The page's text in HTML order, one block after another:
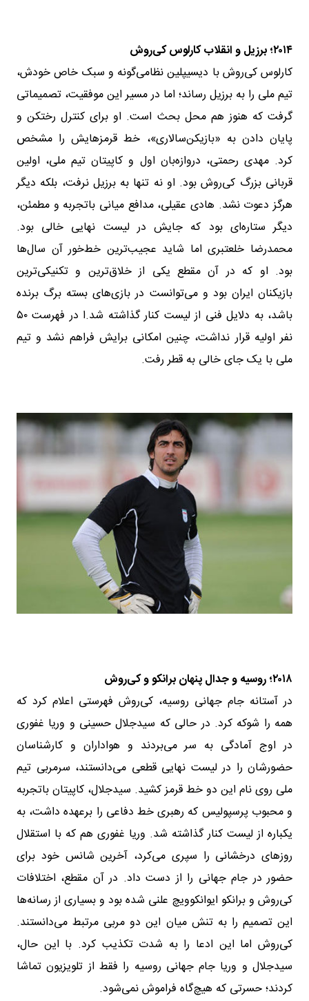
۲۰۱۴؛ برزیل و انقلاب کارلوس کی‌روش
کارلوس کی‌روش با دیسیپلین نظامی‌گونه و سبک خاص خودش،
تیم ملی را به برزیل رساند؛ اما در مسیر این موفقیت، تصمیماتی
گرفت که هنوز هم محل بحث است. او برای کنترل رختکن و
پایان دادن به «بازیکن‌سالاری»، خط قرمزهایش را مشخص
کرد. مهدی رحمتی، دروازه‌بان اول و کاپیتان تیم ملی، اولین
قربانی بزرگ کی‌روش بود. او نه تنها به برزیل نرفت، بلکه دیگر
هرگز دعوت نشد. هادی عقیلی، مدافع میانی باتجربه و مطمئن،
دیگر ستاره‌ای بود که جایش در لیست نهایی خالی بود.
محمدرضا خلعتبری اما شاید عجیب‌ترین خط‌خور آن سال‌ها
بود. او که در آن مقطع یکی از خلاق‌ترین و تکنیکی‌ترین
بازیکنان ایران بود و می‌توانست در بازی‌های بسته برگ برنده
باشد، به دلایل فنی از لیست کنار گذاشته شد.ا در فهرست ۵۰
نفر اولیه قرار نداشت، چنین امکانی برایش فراهم نشد و تیم
ملی با یک جای خالی به قطر رفت.
۲۰۱۸؛ روسیه و جدال پنهان برانکو و کی‌روش
در آستانه جام جهانی روسیه، کی‌روش فهرستی اعلام کرد که
همه را شوکه کرد. در حالی که سیدجلال حسینی و وریا غفوری
در اوج آمادگی به سر می‌بردند و هواداران و کارشناسان
حضورشان را در لیست نهایی قطعی می‌دانستند، سرمربی تیم
ملی روی نام این دو خط قرمز کشید. سیدجلال، کاپیتان باتجربه
و محبوب پرسپولیس که رهبری خط دفاعی را برعهده داشت، به
یکباره از لیست کنار گذاشته شد. وریا غفوری هم که با استقلال
روزهای درخشانی را سپری می‌کرد، آخرین شانس خود برای
حضور در جام جهانی را از دست داد. در آن مقطع، اختلافات
کی‌روش و برانکو ایوانکوویچ علنی شده بود و بسیاری از رسانه‌ها
این تصمیم را به تنش میان این دو مربی مرتبط می‌دانستند.
کی‌روش اما این ادعا را به شدت تکذیب کرد. با این حال،
سیدجلال و وریا جام جهانی روسیه را فقط از تلویزیون تماشا
کردند؛ حسرتی که هیچ‌گاه فراموش نمی‌شود.